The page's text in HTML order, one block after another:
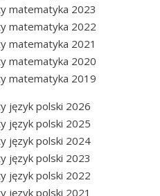
matematyka 2023
matematyka 2022
matematyka 2021
matematyka 2020
matematyka 2019
język polski 2026
język polski 2025
język polski 2024
język polski 2023
język polski 2022
język polski 2021